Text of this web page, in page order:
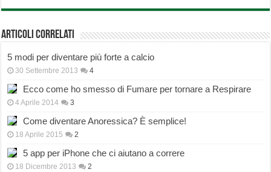
Articoli correlati
5 modi per diventare più forte a calcio
30 Settembre 2013 4
Ecco come ho smesso di Fumare per tornare a Respirare
4 Aprile 2014 3
Come diventare Anoressica? È semplice!
18 Aprile 2015 2
5 app per iPhone che ci aiutano a correre
18 Dicembre 2013 2